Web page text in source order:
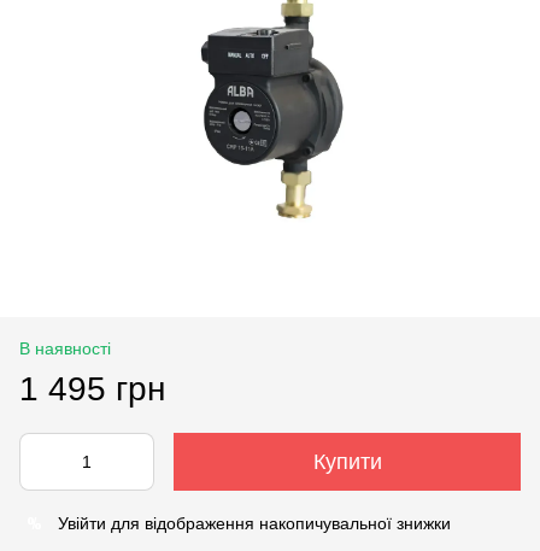
В наявності
1 495 грн
Купити
Увійти для відображення накопичувальної знижки